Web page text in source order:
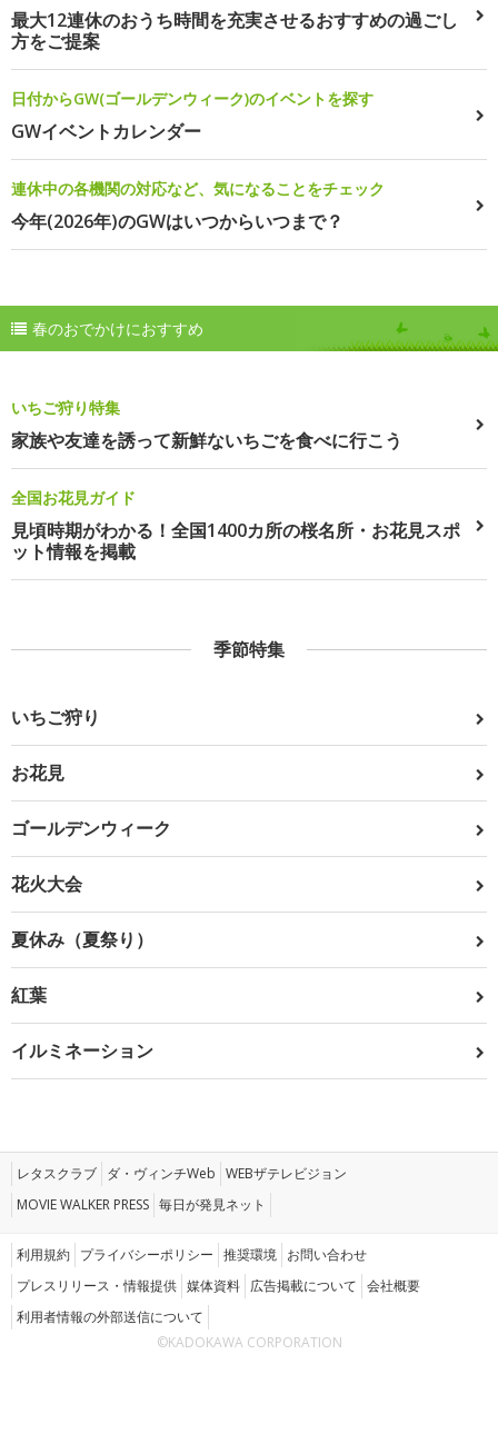
最大12連休のおうち時間を充実させるおすすめの過ごし
方をご提案
日付からGW(ゴールデンウィーク)のイベントを探す
GWイベントカレンダー
連休中の各機関の対応など、気になることをチェック
今年(2026年)のGWはいつからいつまで？
春のおでかけにおすすめ
いちご狩り特集
家族や友達を誘って新鮮ないちごを食べに行こう
全国お花見ガイド
見頃時期がわかる！全国1400カ所の桜名所・お花見スポ
ット情報を掲載
季節特集
いちご狩り
お花見
ゴールデンウィーク
花火大会
夏休み（夏祭り）
紅葉
イルミネーション
レタスクラブ ダ・ヴィンチWeb WEBザテレビジョン
MOVIE WALKER PRESS 毎日が発見ネット
利用規約 プライバシーポリシー 推奨環境 お問い合わせ
プレスリリース・情報提供 媒体資料 広告掲載について 会社概要
利用者情報の外部送信について
©KADOKAWA CORPORATION